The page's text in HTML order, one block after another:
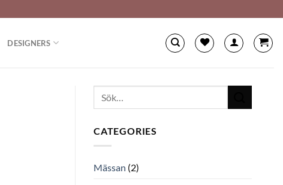
DESIGNERS
CATEGORIES
Mässan (2)